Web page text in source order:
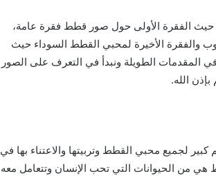
حيث الفقرة الأولى حول صور قطط فقرة عامة،
والفقرة الأخيرة لمحبي القطط السوداء حيث
المقدمات الطويلة ونبدأ في التعرف على الصور
الله.
لجميع محبي القطط وتربيتها والاعتناء بها في
من الحيوانات التي تحب الإنسان وتتعامل معه